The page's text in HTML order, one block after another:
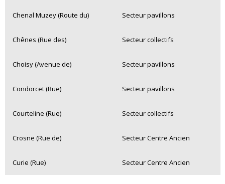
Chenal Muzey (Route du) Secteur pavillons
Chênes (Rue des) Secteur collectifs
Choisy (Avenue de) Secteur pavillons
Condorcet (Rue) Secteur pavillons
Courteline (Rue) Secteur collectifs
Crosne (Rue de) Secteur Centre Ancien
Curie (Rue) Secteur Centre Ancien